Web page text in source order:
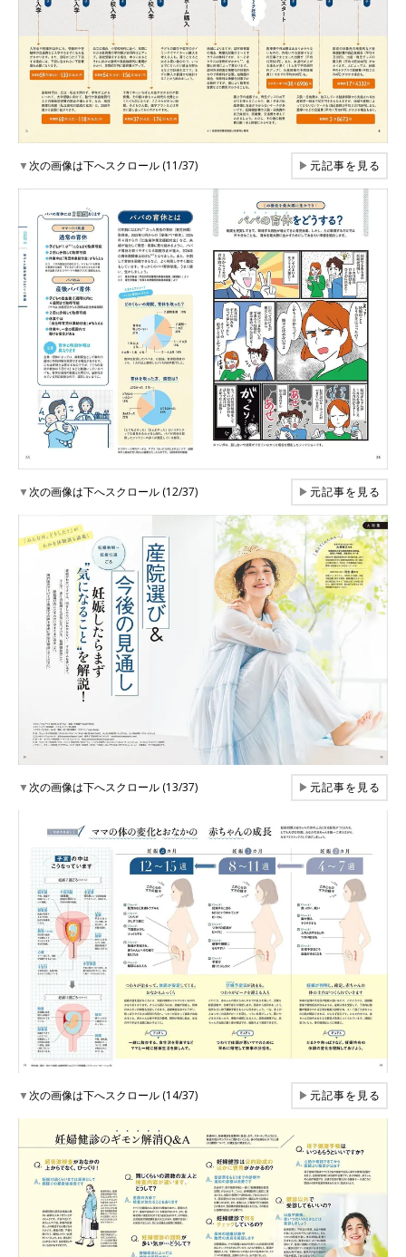
▼次の画像は下へスクロール (11/37) ▶元記事を見る
▼次の画像は下へスクロール (12/37) ▶元記事を見る
▼次の画像は下へスクロール (13/37) ▶元記事を見る
▼次の画像は下へスクロール (14/37) ▶元記事を見る